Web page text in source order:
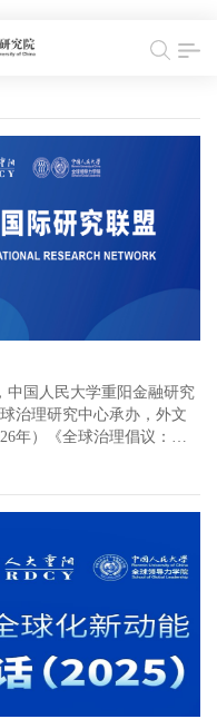
中国人民大学重阳金融研究
治理研究中心承办，外文
年）《全球治理倡议：携
球治理倡议”国际研究联盟
组织代表与中外专家学者
百名学者，为构建更加公正